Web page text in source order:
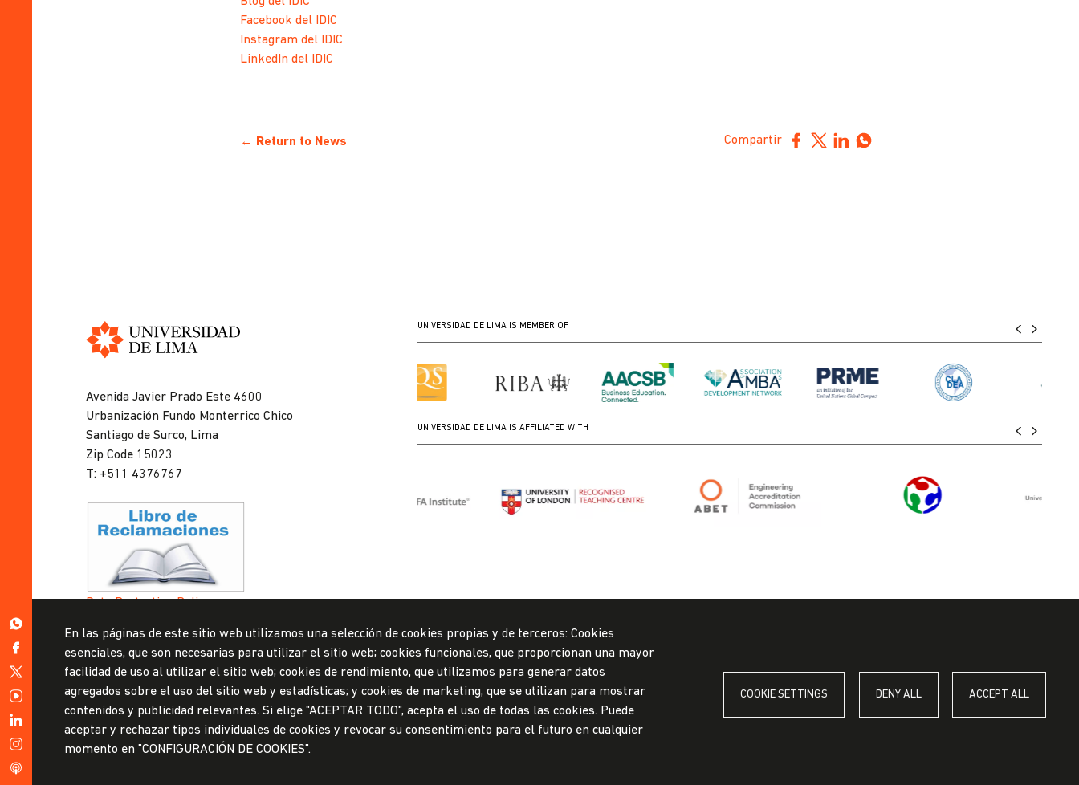
Facebook del IDIC
Instagram del IDIC
LinkedIn del IDIC
Compartir
← Return to News
Avenida Javier Prado Este 4600
Urbanización Fundo Monterrico Chico
Santiago de Surco, Lima
Zip Code 15023
T: +511 4376767
Data Protection Policy
© Universidad de Lima, 2024
All Rights Reserved
Designed by Partners
UNIVERSIDAD DE LIMA IS MEMBER OF
UNIVERSIDAD DE LIMA IS AFFILIATED WITH
En las páginas de este sitio web utilizamos una selección de cookies propias y de terceros: Cookies
esenciales, que son necesarias para utilizar el sitio web; cookies funcionales, que proporcionan una mayor
facilidad de uso al utilizar el sitio web; cookies de rendimiento, que utilizamos para generar datos
agregados sobre el uso del sitio web y estadísticas; y cookies de marketing, que se utilizan para mostrar
contenidos y publicidad relevantes. Si elige "ACEPTAR TODO", acepta el uso de todas las cookies. Puede
aceptar y rechazar tipos individuales de cookies y revocar su consentimiento para el futuro en cualquier
momento en "CONFIGURACIÓN DE COOKIES".
COOKIE SETTINGS DENY ALL ACCEPT ALL
https://wa.me/51999967160
https://www.facebook.com/ulima.pe
https://twitter.com/udelima
https://www.youtube.com/channel/UCW0tN7v9ZvYGWNJkaAylYQg
https://www.linkedin.com/school/universidad-
de-
https://www.instagram.com/ulimaoficial/
/en/podcast